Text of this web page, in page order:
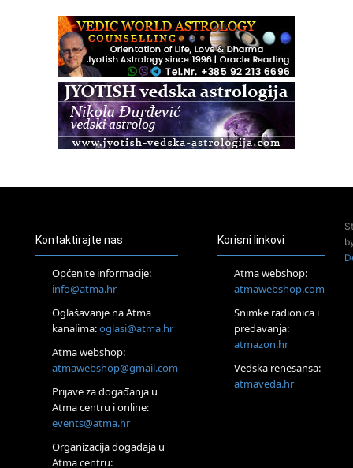
Zagreb+Online
Osnovni ThetaHealing® tečaj, Zagreb i Online
Zagreb
Osnovna radionica za izscjeljivanje pranom (Basic Pranic
Healing course)
Access BARS®, otpusti stres
Pjesma srca / Zagreb
Tečaj Višeg Vodstva, razvijanja intuicije i Akaša zapisa
Online
Upisi u program Profesionalni hipnoterapeut — nova
Online
Postanite Nositelj Vibracije Nove Zemlje
Visoko
Alemka Dauskardt – Jednodnevna radionica sistemskih
konstelacija
Kontaktirajte nas
Općenite informacije:
info@atma.hr
Oglašavanje na Atma
kanalima:oglasi@atma.hr
Atma webshop:
atmawebshop@gmail.com
Prijave za događanja u
Atma centru i online:
events@atma.hr
Organizacija događaja u
Atma centru:
Korisni linkovi
Atma webshop:
atmawebshop.com
Snimke radionica i
predavanja:
atmazon.hr
Vedska renesansa:
atmaveda.hr